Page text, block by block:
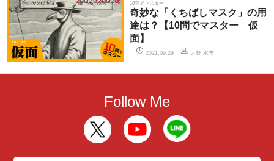
10問でマスター
奇妙な「くちばしマスク」の用
途は？【10問でマスター 仮
面】
2021.09.29 大野 水季
Follow Me